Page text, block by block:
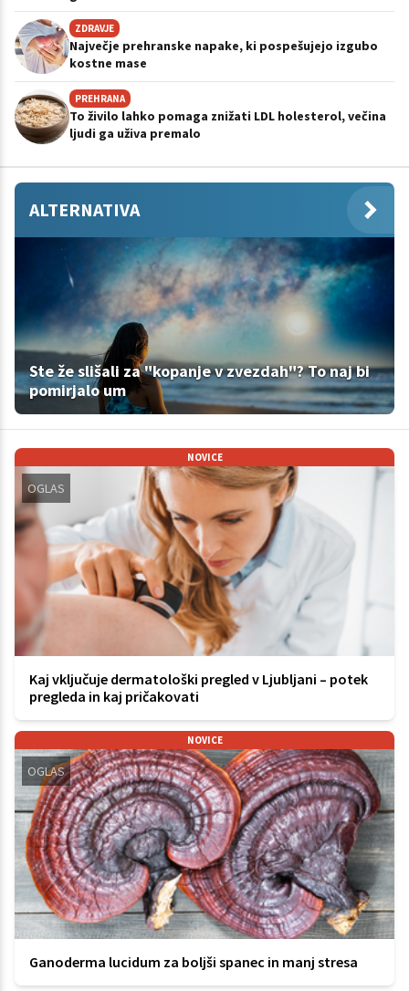
ZDRAVJE
Največje prehranske napake, ki pospešujejo izgubo
kostne mase
PREHRANA
To živilo lahko pomaga znižati LDL holesterol, večina
ljudi ga uživa premalo
ALTERNATIVA
Ste že slišali za "kopanje v zvezdah"? To naj bi
pomirjalo um
NOVICE
OGLAS
Kaj vključuje dermatološki pregled v Ljubljani – potek
pregleda in kaj pričakovati
NOVICE
OGLAS
Ganoderma lucidum za boljši spanec in manj stresa